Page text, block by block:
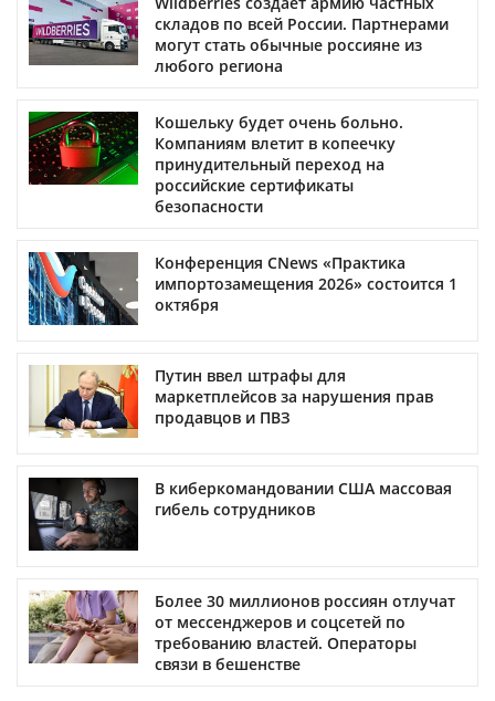
складов по всей России. Партнерами
могут стать обычные россияне из
любого региона
Кошельку будет очень больно.
Компаниям влетит в копеечку
принудительный переход на
российские сертификаты
безопасности
Конференция CNews «Практика
импортозамещения 2026» состоится 1
октября
Путин ввел штрафы для
маркетплейсов за нарушения прав
продавцов и ПВЗ
В киберкомандовании США массовая
гибель сотрудников
Более 30 миллионов россиян отлучат
от мессенджеров и соцсетей по
требованию властей. Операторы
связи в бешенстве